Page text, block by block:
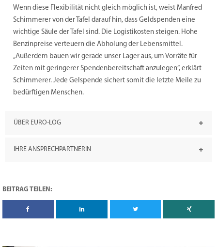
Wenn diese Flexibilität nicht gleich möglich ist, weist Manfred
Schimmerer von der Tafel darauf hin, dass Geldspenden eine
wichtige Säule der Tafel sind. Die Logistikosten steigen. Hohe
Benzinpreise verteuern die Abholung der Lebensmittel.
„Außerdem bauen wir gerade unser Lager aus, um Vorräte für
Zeiten mit geringerer Spendenbereitschaft anzulegen“, erklärt
Schimmerer. Jede Gelspende sichert somit die letzte Meile zu
bedürftigen Menschen.
ÜBER EURO-LOG
IHRE ANSPRECHPARTNERIN
BEITRAG TEILEN: